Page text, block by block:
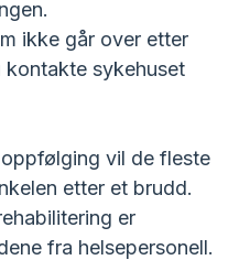
ikke går over etter
kontakte sykehuset
vil de fleste
etter et brudd.
er
fra helsepersonell.